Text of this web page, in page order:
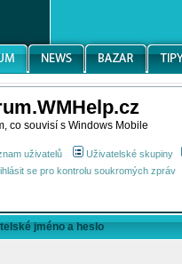
co souvisí s Windows Mobile
uživatelů Uživatelské skupiny
se pro kontrolu soukromých zpráv
jméno a heslo